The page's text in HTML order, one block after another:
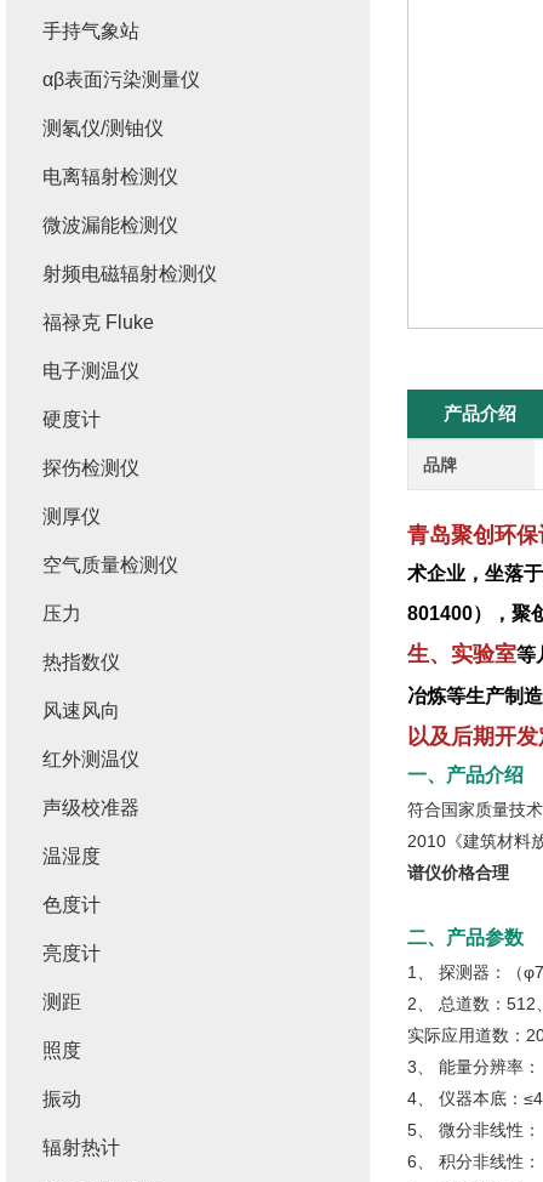
产品介绍
品牌
青岛聚创环
术企业，坐落
801400），聚
生、实验室等
冶炼等生产制
以及后期开
一、产品介绍
符合国家质量技
2010《建筑材料
谱仪价格合理
二、产品参数
1、 探测器：（
2、 总道数：512
实际应用道数：
3、 能量分辨率
4、 仪器本底：
5、 微分非线性
6、 积分非线性
手持气象站
αβ表面污染测量仪
测氡仪/测铀仪
电离辐射检测仪
微波漏能检测仪
射频电磁辐射检测仪
福禄克 Fluke
电子测温仪
硬度计
探伤检测仪
测厚仪
空气质量检测仪
压力
热指数仪
风速风向
红外测温仪
声级校准器
温湿度
色度计
亮度计
测距
照度
振动
辐射热计